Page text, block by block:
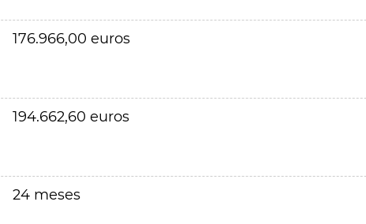
176.966,00 euros
194.662,60 euros
24 meses